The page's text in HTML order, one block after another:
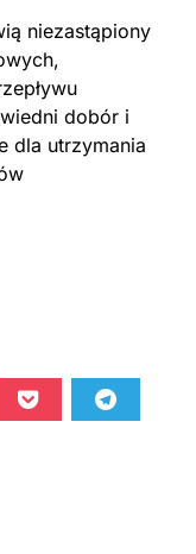
niezastąpiony
dobór i
dla utrzymania